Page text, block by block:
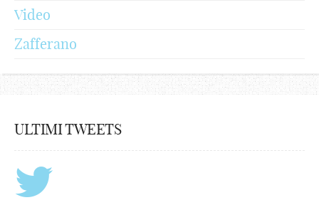
Video
Zafferano
ULTIMI TWEETS